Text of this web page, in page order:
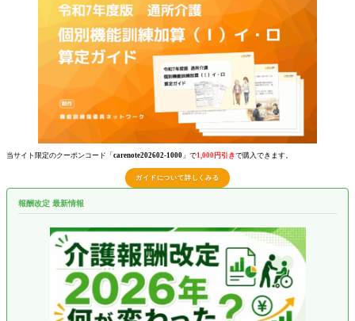
当サイト限定のクーポンコード「 carenote202602-1000 」で1,000円引きで購入できます。
ガイドについて詳しくみる
報酬改定 最新情報